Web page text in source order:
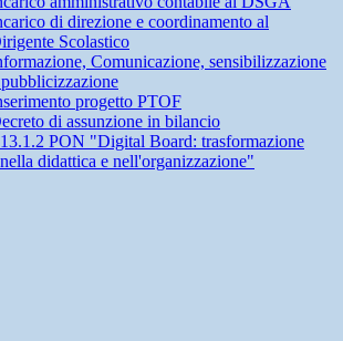
di direzione e coordinamento al
Scolastico
Comunicazione, sensibilizzazione
progetto PTOF
di assunzione in bilancio
PON "Digital Board: trasformazione
didattica e nell'organizzazione"